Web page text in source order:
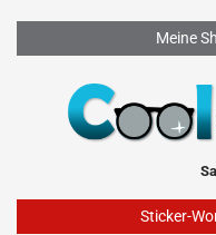
Meine
Sticker-